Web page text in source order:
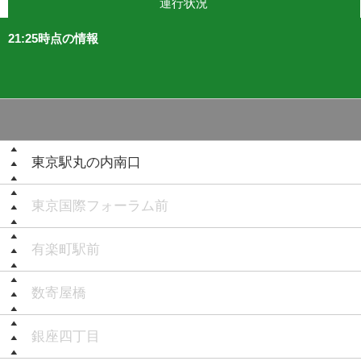
運行状況
21:25時点の情報
東京駅丸の内南口
東京国際フォーラム前
有楽町駅前
数寄屋橋
銀座四丁目